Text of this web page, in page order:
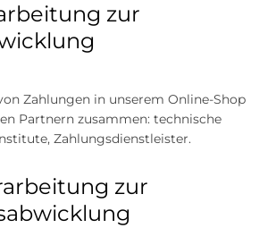
zur
Zahlungen in unserem Online-Shop
Partnern zusammen: technische
Zahlungsdienstleister.
zur